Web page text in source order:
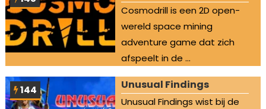
Cosmodrill is een 2D open-
wereld space mining
adventure game dat zich
afspeelt in de ...
144 Unusual Findings
Unusual Findings wist bij de